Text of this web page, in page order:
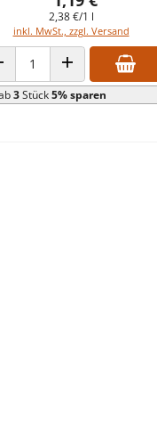
2,38 €/1 l
inkl. MwSt., zzgl. Versand
VERRINGERN
ANZAHL ERHÖHEN
3Stück5% sparen